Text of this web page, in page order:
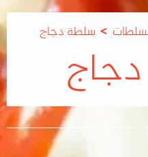
> سلطة دجاج